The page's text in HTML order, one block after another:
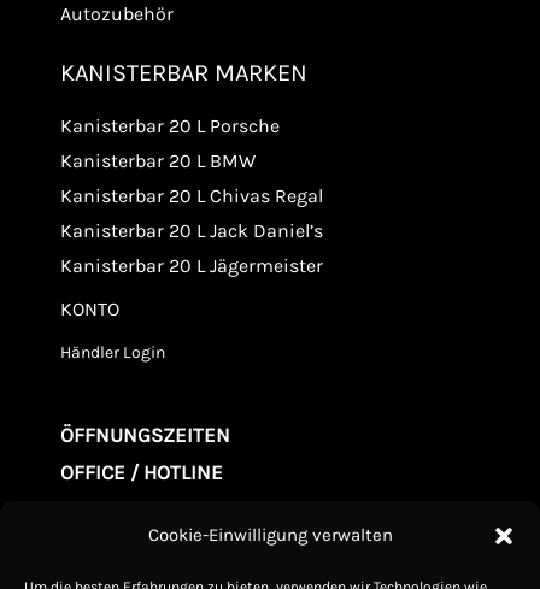
Cookie-Einwilligung verwalten
Autozubehör
KANISTERBAR MARKEN
Kanisterbar 20 L Porsche
Kanisterbar 20 L BMW
Kanisterbar 20 L Chivas Regal
Kanisterbar 20 L Jack Daniel’s
Kanisterbar 20 L Jägermeister
KONTO
Händler Login
ÖFFNUNGSZEITEN
OFFICE / HOTLINE
Mo. - Fr. 09.00-20:00